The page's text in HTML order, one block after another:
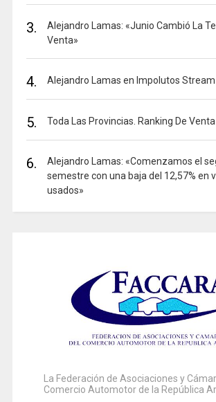
3.
Alejandro Lamas: «Junio Cambió La
Venta»
4. Alejandro Lamas en Impolutos Stream
5. Toda Las Provincias. Ranking De
6.
Alejandro Lamas: «Comenzamos el
semestre con una baja del 12,57% en
usados»
La Federación de Asociaciones y
Comercio Automotor de la República